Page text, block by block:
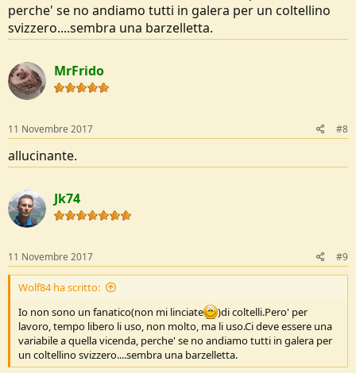
perche' se no andiamo tutti in galera per un coltellino
svizzero....sembra una barzelletta.
MrFrido
11 Novembre 2017 #8
allucinante.
Jk74
11 Novembre 2017 #9
Wolf84 ha scritto:
Io non sono un fanatico(non mi linciate
)di coltelli.Pero' per
lavoro, tempo libero li uso, non molto, ma li uso.Ci deve essere una
variabile a quella vicenda, perche' se no andiamo tutti in galera per
un coltellino svizzero....sembra una barzelletta.